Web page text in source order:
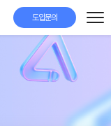
도입문의